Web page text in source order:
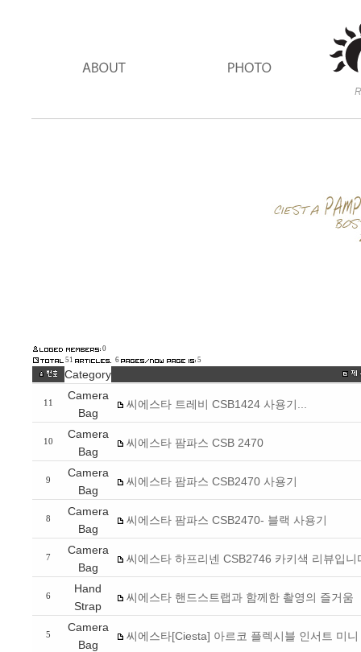
0
51
6 5
Category
11
Camera
Bag
씨에스타 트레비 CSB1424 사용기...
10
Camera
Bag
씨에스타 팜파스 CSB 2470
9
Camera
Bag
씨에스타 팜파스 CSB2470 사용기
8
Camera
Bag
씨에스타 팜파스 CSB2470- 블랙 사용기
7
Camera
Bag
씨에스타 하프리넨 CSB2746 카키색 리뷰입니
6
Hand
Strap
씨에스타 핸드스트랩과 함께한 촬영의 즐거움
5
Camera
Bag
씨에스타[Ciesta] 아르코 플렉시블 인서트 미